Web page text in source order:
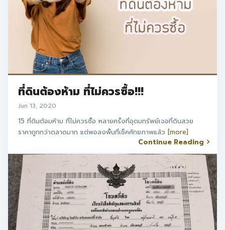
ที่ดินต้องห้าม ที่ไม่ควรซื้อ!!!
Jun 13, 2020
15 ที่ดินต้อมห้าม ที่ไม่ควรซื้อ หลายครั้งที่อุดมทรัพย์เจอที่ดินสวย
ราคาถูกกว่าตลาดมาก แต่พอลงพื้นที่เช็คศักยภาพแล้ว [more]
Continue Reading